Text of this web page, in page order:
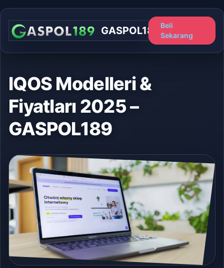
GASPOL189
Beli
Sekarang
IQOS Modelleri &
Fiyatları 2025 –
GASPOL189